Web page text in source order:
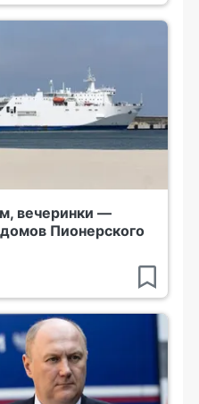
вечеринки —
Пионерского